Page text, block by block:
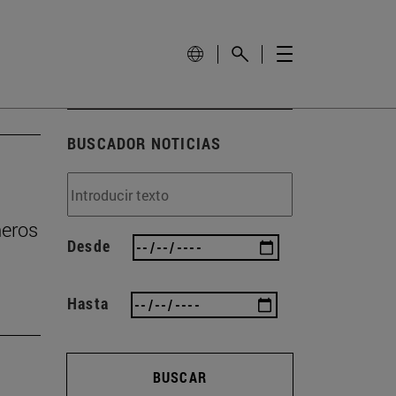
BUSCADOR NOTICIAS
Desde
Hasta
BUSCAR